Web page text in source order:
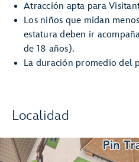
Atracción apta para
Los niños que midan
estatura deben ir
de 18 años).
La duración promedio del
Localidad